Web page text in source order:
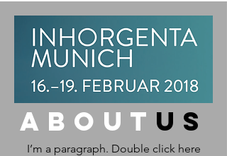
about us
I’m a paragraph. Double click here